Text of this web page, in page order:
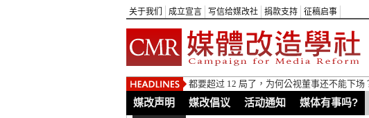
关于我们 成立宣言 写信给媒改社 捐款支持 征稿启事
都要超过 12 局了，为何公视董事还不能下
媒改声明 媒改倡议 活动通知 媒体有事吗?